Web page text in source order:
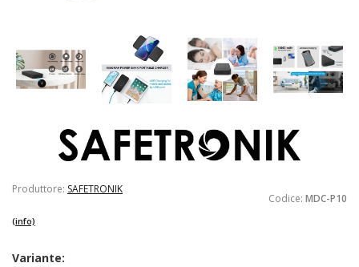
Produttore: SAFETRONIK
Codice: MDC-P10
(info)
Variante: